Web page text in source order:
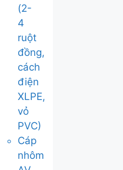
(2-
4
ruột
đồng,
cách
điện
XLPE,
vỏ
PVC)
Cáp
nhôm